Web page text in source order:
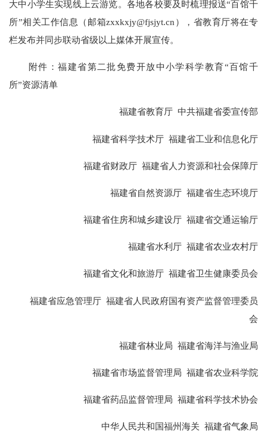
大中小学生实现线上云游览。各地各校要及时梳理报送“百馆千
所”相关工作信息（邮箱zxxkxjy@fjsjyt.cn），省教育厅将在专
栏发布并同步联动省级以上媒体开展宣传。
附件：福建省第二批免费开放中小学科学教育“百馆千
所”资源清单
福建省教育厅 中共福建省委宣传部
福建省科学技术厅 福建省工业和信息化厅
福建省财政厅 福建省人力资源和社会保障厅
福建省自然资源厅 福建省生态环境厅
福建省住房和城乡建设厅 福建省交通运输厅
福建省水利厅 福建省农业农村厅
福建省文化和旅游厅 福建省卫生健康委员会
福建省应急管理厅 福建省人民政府国有资产监督管理委员
会
福建省林业局 福建省海洋与渔业局
福建省市场监督管理局 福建省农业科学院
福建省药品监督管理局 福建省科学技术协会
中华人民共和国福州海关 福建省气象局